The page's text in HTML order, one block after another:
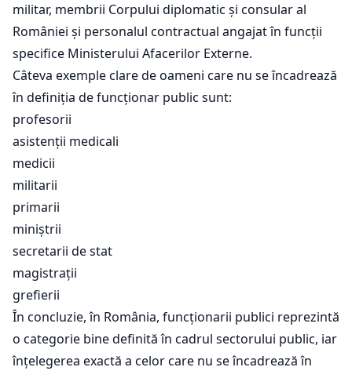
militar, membrii Corpului diplomatic și consular al
României și personalul contractual angajat în funcții
specifice Ministerului Afacerilor Externe.
Câteva exemple clare de oameni care nu se încadrează
în definiția de funcționar public sunt:
profesorii
asistenții medicali
medicii
militarii
primarii
miniștrii
secretarii de stat
magistrații
grefierii
În concluzie, în România, funcționarii publici reprezintă
o categorie bine definită în cadrul sectorului public, iar
înțelegerea exactă a celor care nu se încadrează în